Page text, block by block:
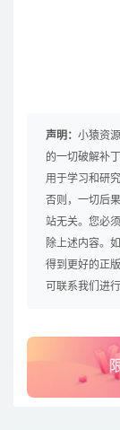
声明： 小猿资
的一切破解补
用于学习和研
否则，一切后
站无关。您必
除上述内容。
得到更好的正
可联系我们进行